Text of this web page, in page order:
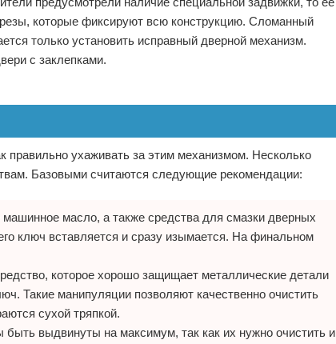
которые фиксируют всю конструкцию. Сломанный
только установить исправный дверной механизм.
с заклепками.
правильно ухаживать за этим механизмом. Несколько
Базовыми считаются следующие рекомендации:
масло, а также средства для смазки дверных
ключ вставляется и сразу изымается. На финальном
которое хорошо защищает металлические детали
Такие манипуляции позволяют качественно очистить
сухой тряпкой.
выдвинуты на максимум, так как их нужно очистить и